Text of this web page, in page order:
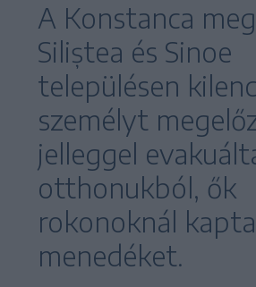
A Konstanca
Siliștea és Sinoe
településen kilenc
személyt
jelleggel
otthonukból, ők
rokonoknál
menedéket.